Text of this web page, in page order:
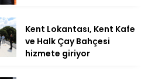
Kent Lokantası, Kent Kafe
ve Halk Çay Bahçesi
hizmete giriyor